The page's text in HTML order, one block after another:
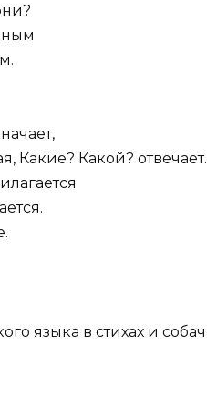
Какие? Какой? отвечает.